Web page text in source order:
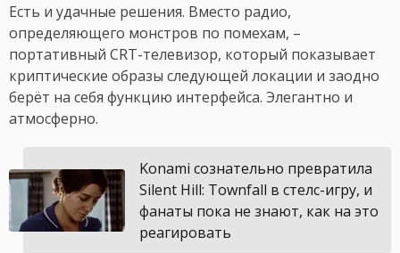
Есть и удачные решения. Вместо радио,
определяющего монстров по помехам, –
портативный CRT-телевизор, который показывает
криптические образы следующей локации и заодно
берёт на себя функцию интерфейса. Элегантно и
атмосферно.
Konami сознательно превратила
Silent Hill: Townfall в стелс-игру, и
фанаты пока не знают, как на это
реагировать